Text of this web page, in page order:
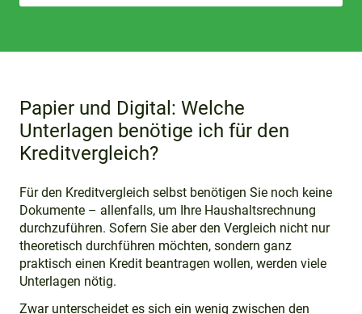
Papier und Digital: Welche
Unterlagen benötige ich für den
Kreditvergleich?
Für den Kreditvergleich selbst benötigen Sie noch keine
Dokumente – allenfalls, um Ihre Haushaltsrechnung
durchzuführen. Sofern Sie aber den Vergleich nicht nur
theoretisch durchführen möchten, sondern ganz
praktisch einen Kredit beantragen wollen, werden viele
Unterlagen nötig.
Zwar unterscheidet es sich ein wenig zwischen den